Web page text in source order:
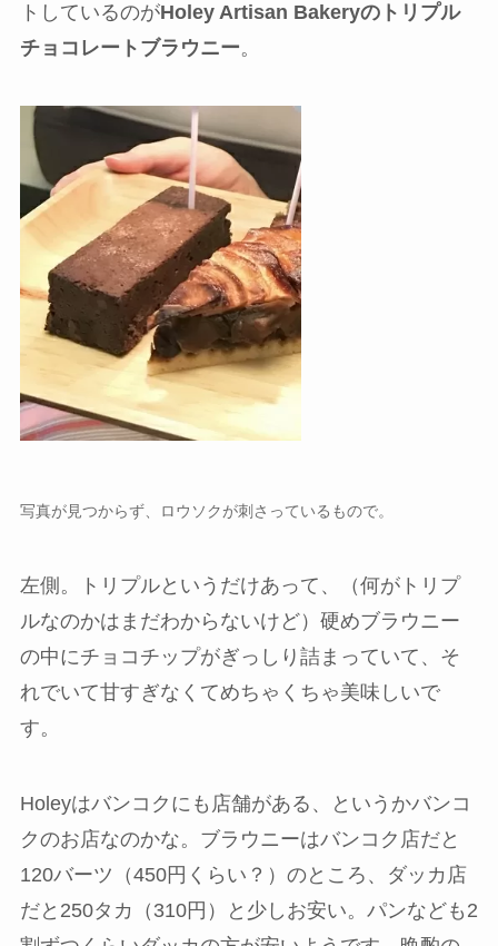
トしているのがHoley Artisan Bakeryのトリプル
チョコレートブラウニー。
写真が見つからず、ロウソクが刺さっているもので。
左側。トリプルというだけあって、（何がトリプ
ルなのかはまだわからないけど）硬めブラウニー
の中にチョコチップがぎっしり詰まっていて、そ
れでいて甘すぎなくてめちゃくちゃ美味しいで
す。
Holeyはバンコクにも店舗がある、というかバンコ
クのお店なのかな。ブラウニーはバンコク店だと
120バーツ（450円くらい？）のところ、ダッカ店
だと250タカ（310円）と少しお安い。パンなども2